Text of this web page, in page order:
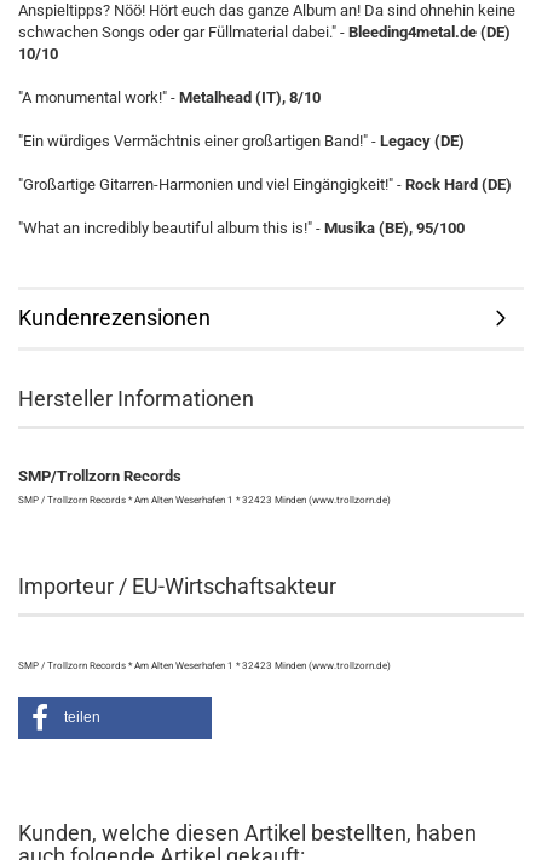
Anspieltipps? Nöö! Hört euch das ganze Album an! Da sind ohnehin keine
schwachen Songs oder gar Füllmaterial dabei." - Bleeding4metal.de (DE)
10/10
"A monumental work!" - Metalhead (IT), 8/10
"Ein würdiges Vermächtnis einer großartigen Band!" - Legacy (DE)
"Großartige Gitarren-Harmonien und viel Eingängigkeit!" - Rock Hard (DE)
"What an incredibly beautiful album this is!" - Musika (BE), 95/100
Kundenrezensionen
Hersteller Informationen
SMP/Trollzorn Records
SMP / Trollzorn Records * Am Alten Weserhafen 1 * 32423 Minden (www.trollzorn.de)
Importeur / EU-Wirtschaftsakteur
SMP / Trollzorn Records * Am Alten Weserhafen 1 * 32423 Minden (www.trollzorn.de)
teilen
Kunden, welche diesen Artikel bestellten, haben